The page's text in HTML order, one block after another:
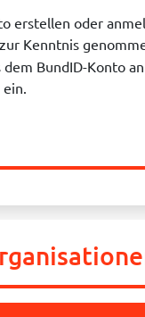
erstellen oder
zur Kenntnis
BundID-Konto